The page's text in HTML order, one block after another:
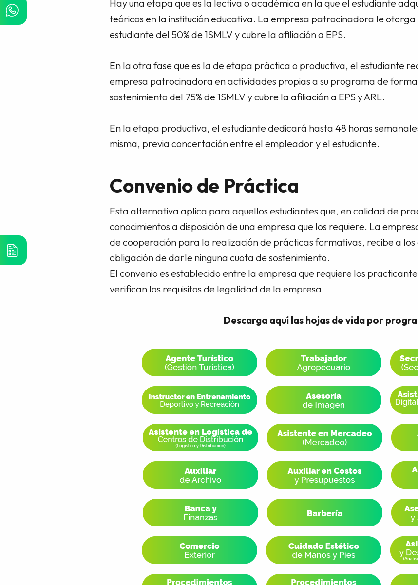
Hay una etapa que es la lectiva o académica en la que el estudiante
teóricos en la institución educativa. La empresa patrocinadora le otorga
estudiante del 50% de 1SMLV y cubre la afiliación a EPS.
En la otra fase que es la de etapa práctica o productiva, el estudiante
empresa patrocinadora en actividades propias a su programa de
sostenimiento del 75% de 1SMLV y cubre la afiliación a EPS y ARL.
En la etapa productiva, el estudiante dedicará hasta 48 horas
misma, previa concertación entre el empleador y el estudiante.
Convenio de Práctica
Esta alternativa aplica para aquellos estudiantes que, en calidad de
conocimientos a disposición de una empresa que los requiere. La
de cooperación para la realización de prácticas formativas, recibe a los
obligación de darle ninguna cuota de sostenimiento.
El convenio es establecido entre la empresa que requiere los
verifican los requisitos de legalidad de la empresa.
Descarga aquí las hojas de vida por